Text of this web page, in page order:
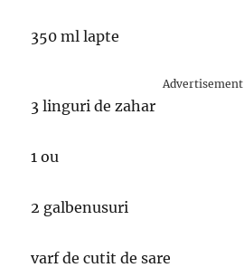
350 ml lapte
Advertisement
3 linguri de zahar
1 ou
2 galbenusuri
varf de cutit de sare